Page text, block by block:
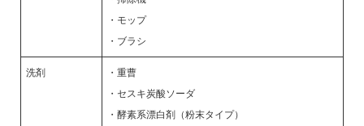
・モップ
・ブラシ
洗剤
・重曹
・セスキ炭酸ソーダ
・酵素系漂白剤（粉末タイプ）